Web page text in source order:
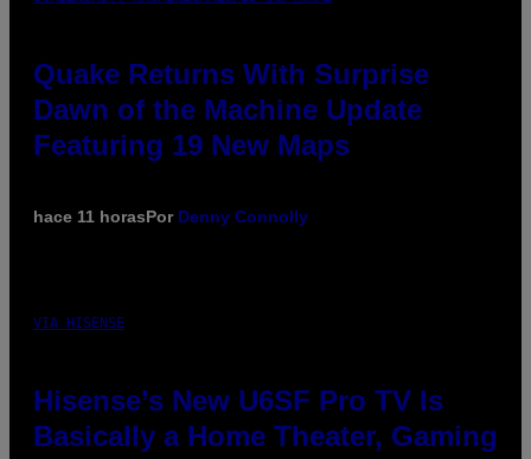
Quake Returns With Surprise
Dawn of the Machine Update
Featuring 19 New Maps
hace 11 horasPor Denny Connolly
VIA HISENSE
Hisense’s New U6SF Pro TV Is
Basically a Home Theater, Gaming